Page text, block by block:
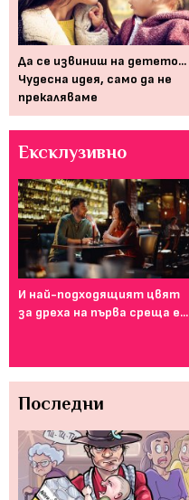
Да се извиниш на детето...
Чудесна идея, само да не
прекаляваме
Ексклузивно
И най-подходящият цвят
за дреха на първа среща е...
Последни